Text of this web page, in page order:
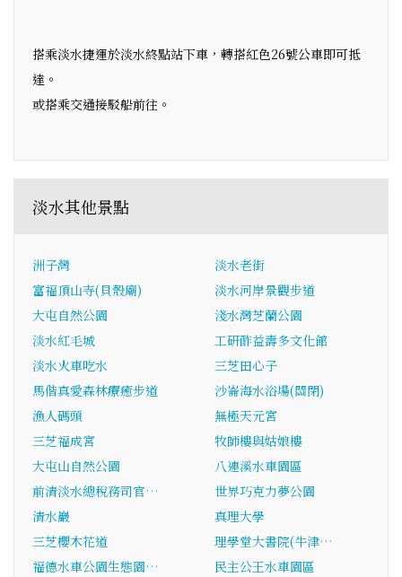
搭乘淡水捷運於淡水終點站下車，轉搭紅色26號公車即可抵
達。
或搭乘交通接駁船前往。
淡水其他景點
洲子灣
淡水老街
富福頂山寺(貝殼廟)
淡水河岸景觀步道
大屯自然公園
淺水灣芝蘭公園
淡水紅毛城
工研酢益壽多文化館
淡水火車吃水
三芝田心子
馬偕真愛森林療癒步道
沙崙海水浴場(關閉)
漁人碼頭
無極天元宮
三芝福成宮
牧師樓與姑娘樓
大屯山自然公園
八連溪水車園區
前清淡水總稅務司官…
世界巧克力夢公園
清水巖
真理大學
三芝櫻木花道
理學堂大書院(牛津…
福德水車公園生態園…
民主公王水車園區